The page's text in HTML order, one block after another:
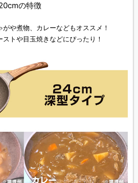
の特徴
や煮物、カレーなどもオススメ！
トや目玉焼きなどにぴったり！